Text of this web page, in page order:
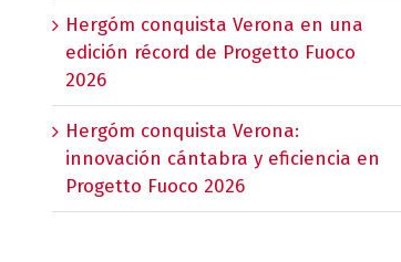
Hergóm conquista Verona en una
edición récord de Progetto Fuoco
2026
Hergóm conquista Verona:
innovación cántabra y eficiencia en
Progetto Fuoco 2026